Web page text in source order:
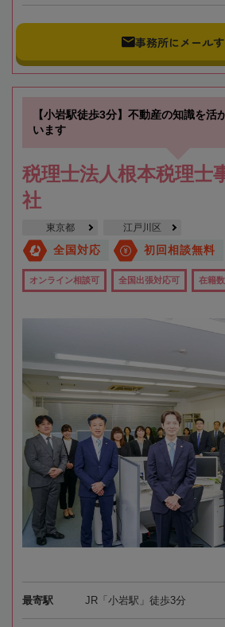
事務所にメール
【小岩駅徒歩3分】不動産の知識を活
います
税理士法人根本税理士
社
東京都 江戸川区
全国対応 初回相談無料
オンライン相談可 全国出張対応可 在籍
最寄駅 JR「小岩駅」徒歩3分